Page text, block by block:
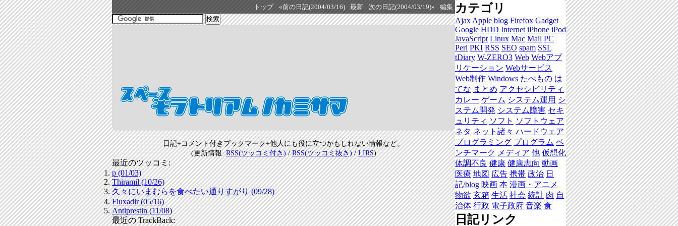
トップ «前の日記(2004/03/16) 最新 次の日記(2004/03/19)» 編集
日記+コメント付きブックマーク+他人にも役に立つかもしれない情報など。
(更新情報:RSS(ツッコミ付き)/RSS(ツッコミ抜き)/LIRS)
最近のツッコミ:
p (01/03)
Thiramil (10/26)
久々にいまむらを食べたい通りすがり (09/28)
Fluxadir (05/16)
Antiprestin (11/08)
最近の TrackBack:
カテゴリ
Ajax Apple blog Firefox Gadget
Google HDD Internet iPhone iPod
JavaScript Linux Mac Mail PC
Perl PKI RSS SEO spam SSL
tDiary W-ZERO3 Web Webアプ
リケーション Webサービス
Web制作 Windows たべもの は
てな まとめ アクセシビリティ
カレー ゲーム システム運用 シ
ステム開発 システム障害 セキ
ュリティ ソフト ソフトウェア
ネタ ネット諸々 ハードウェア
プログラミング プログラム ベ
ンチマーク メディア 他 仮想化
体調不良 健康 健康志向 動画
医療 地図 広告 携帯 政治 日
記/blog 映画 本 漫画・アニメ
物欲 玄箱 生活 社会 統計 肉 自
治体 行政 電子政府 音楽 食
日記リンク